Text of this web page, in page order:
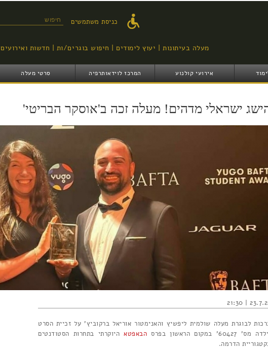
העיקרי
טופס חיפוש כניסת משתמשים
מעלה בעיתונות יעוץ לימודים חיפוש בוגרים/ות חדשות ואירועים
אירועי קולנוע המרכז לוידאותרפיה סרטי מעלה
ישראלי מדהים! מעלה זכה ב'אוסקר הבריטי'
23.7.22 |
לבוגרת מעלה שולמית ליפשיץ והאנימטור אוריאל ברקוביץ' על זכיית הסרט
מס' 60427' במקום הראשון בפרס
הבאפטאהיוקרתי בתחרות הסטודנטים
הדרמה.